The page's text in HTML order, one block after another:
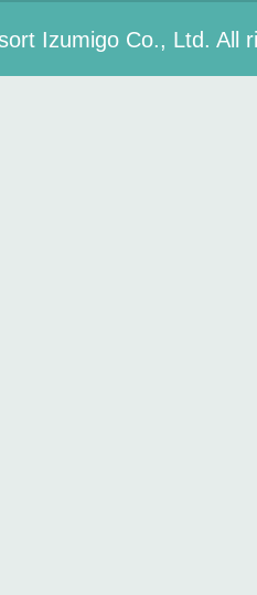
Izumigo Co., Ltd. All